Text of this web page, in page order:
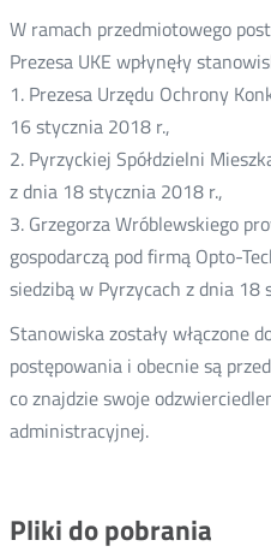
W ramach przedmiotowego
Prezesa UKE wpłynęły
1. Prezesa Urzędu Ochrony
16 stycznia 2018 r.,
2. Pyrzyckiej Spółdzielni
z dnia 18 stycznia 2018 r.,
3. Grzegorza Wróblewskiego
gospodarczą pod firmą Opto-
siedzibą w Pyrzycach z dnia 18
Stanowiska zostały włączone
postępowania i obecnie są
co znajdzie swoje
administracyjnej.
Pliki do pobrania